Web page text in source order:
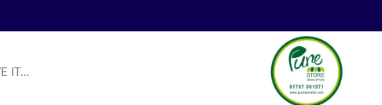
IT…